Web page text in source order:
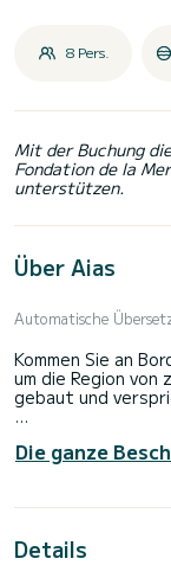
8 Pers.
Mit der Buchung
Fondation de la
unterstützen.
Über Aias
Automatische
Kommen Sie an
um die Region von zu entdecken. Das Segelboot wurde 2008
gebaut und
Segelboot mit 13
bis zu 8 Personen
Die ganze
Details